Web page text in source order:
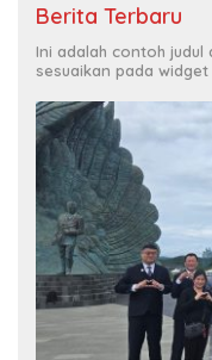
Berita Terbaru
Ini adalah contoh judul
sesuaikan pada widget